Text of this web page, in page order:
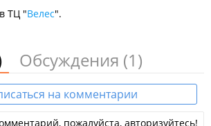
ТЦ "Велес".
Обсуждения (1)
на комментарии
пожалуйста, авторизуйтесь!